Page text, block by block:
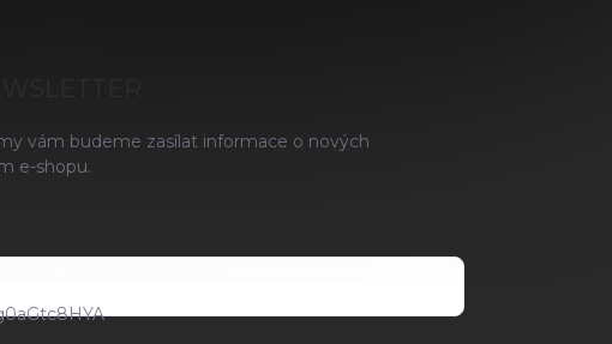
vám budeme zasílat informace o nových
e-shopu.